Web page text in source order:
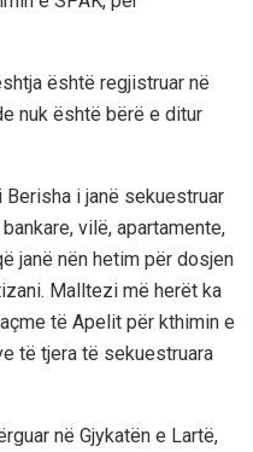
është regjistruar në
nuk është bërë e ditur
i janë sekuestruar
vilë, apartamente,
janë nën hetim për dosjen
Malltezi më herët ka
të Apelit për kthimin e
të tjera të sekuestruara
në Gjykatën e Lartë,